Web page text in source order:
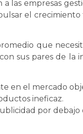
a las empresas
el
que
sus pares de la
en el mercado
ineficaz.
por debajo